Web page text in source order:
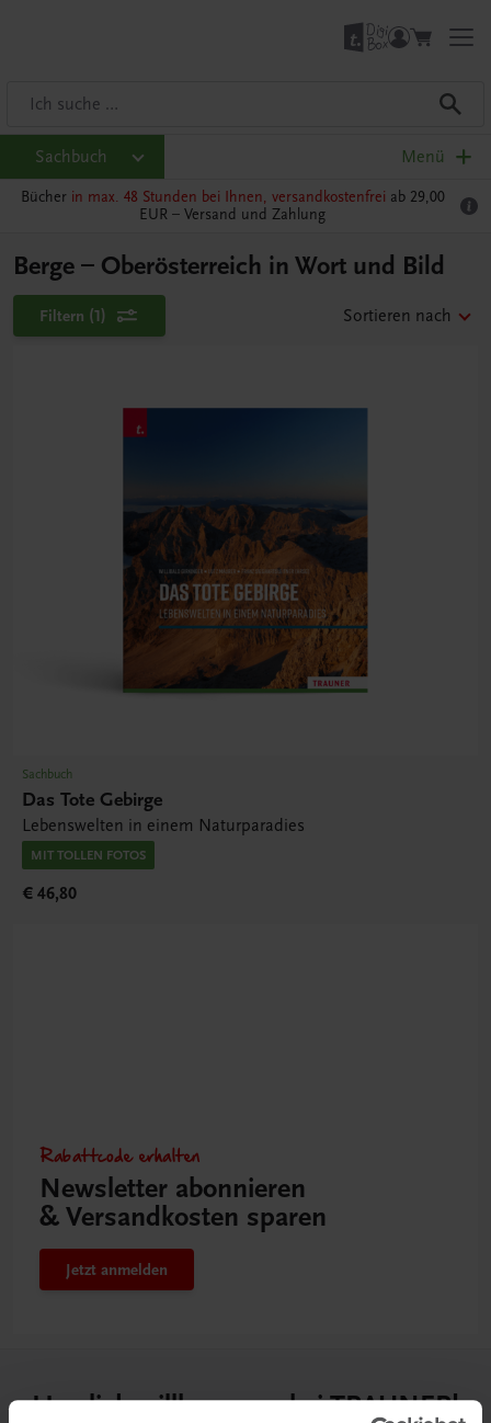
Sachbuch Menü
Bücher in max. 48 Stunden bei Ihnen, versandkostenfrei ab 29,00
EUR – Versand und Zahlung
Berge – Oberösterreich in Wort und Bild
Filtern (1) Sortieren nach
Sachbuch
Das Tote Gebirge
Lebenswelten in einem Naturparadies
MIT TOLLEN FOTOS
€ 46,80
Rabattcode erhalten
Newsletter abonnieren
& Versandkosten sparen
Jetzt anmelden
Herzlich willkommen bei TRAUNER!